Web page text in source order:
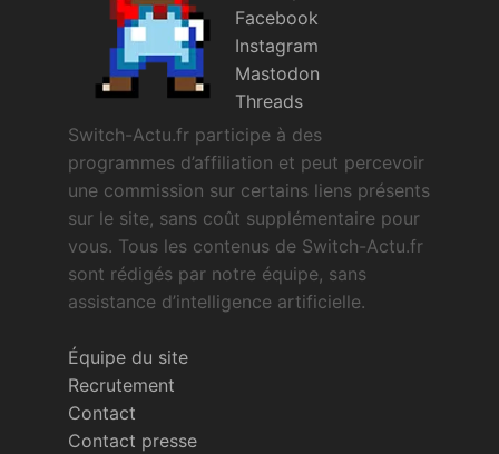
Facebook
Instagram
Mastodon
Threads
Switch-Actu.fr participe à des
programmes d’affiliation et peut percevoir
une commission sur certains liens présents
sur le site, sans coût supplémentaire pour
vous. Tous les contenus de Switch-Actu.fr
sont rédigés par notre équipe, sans
assistance d’intelligence artificielle.
Équipe du site
Recrutement
Contact
Contact presse